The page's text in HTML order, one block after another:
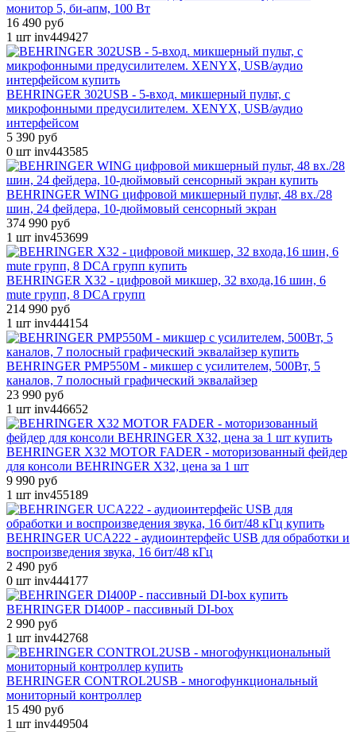
монитор 5, би-апм, 100 Вт
16 490 руб
1 шт inv449427
BEHRINGER 302USB - 5-вход. микшерный пульт, с
микрофонными предусилителем. XENYX, USB/аудио
интерфейсом
5 390 руб
0 шт inv443585
BEHRINGER WING цифровой микшерный пульт, 48 вх./28
шин, 24 фейдера, 10-дюймовый сенсорный экран
374 990 руб
1 шт inv453699
BEHRINGER X32 - цифровой микшер, 32 входа,16 шин, 6
mute групп, 8 DCA групп
214 990 руб
1 шт inv444154
BEHRINGER PMP550M - микшер с усилителем, 500Вт, 5
каналов, 7 полосный графический эквалайзер
23 990 руб
1 шт inv446652
BEHRINGER X32 MOTOR FADER - моторизованный фейдер
для консоли BEHRINGER X32, цена за 1 шт
9 990 руб
1 шт inv455189
BEHRINGER UCA222 - аудиоинтерфейс USB для обработки и
воспроизведения звука, 16 бит/48 кГц
2 490 руб
0 шт inv444177
BEHRINGER DI400P - пассивный DI-box
2 990 руб
1 шт inv442768
BEHRINGER CONTROL2USB - многофункциональный
мониторный контроллер
15 490 руб
1 шт inv449504